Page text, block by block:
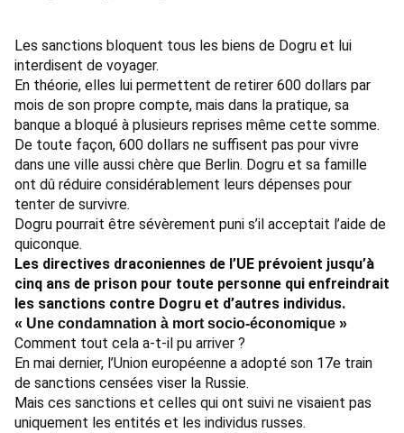
Les sanctions bloquent tous les biens de Dogru et lui
interdisent de voyager.
En théorie, elles lui permettent de retirer 600 dollars par
mois de son propre compte, mais dans la pratique, sa
banque a bloqué à plusieurs reprises même cette somme.
De toute façon, 600 dollars ne suffisent pas pour vivre
dans une ville aussi chère que Berlin. Dogru et sa famille
ont dû réduire considérablement leurs dépenses pour
tenter de survivre.
Dogru pourrait être sévèrement puni s’il acceptait l’aide de
quiconque.
Les directives draconiennes de l’UE prévoient jusqu’à
cinq ans de prison pour toute personne qui enfreindrait
les sanctions contre Dogru et d’autres individus.
« Une condamnation à mort socio-économique »
Comment tout cela a-t-il pu arriver ?
En mai dernier, l’Union européenne a adopté son 17e train
de sanctions censées viser la Russie.
Mais ces sanctions et celles qui ont suivi ne visaient pas
uniquement les entités et les individus russes.